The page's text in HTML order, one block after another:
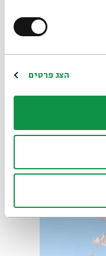
הצג פרטים
לעשות אין עוררין
של אורי פיינמן."